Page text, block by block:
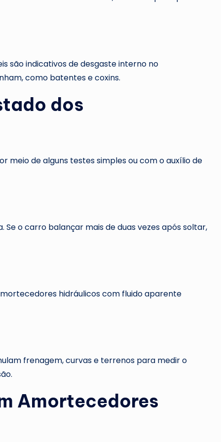
são indicativos de desgaste interno no
como batentes e coxins.
dos
de alguns testes simples ou com o auxílio de
o carro balançar mais de duas vezes após soltar,
hidráulicos com fluido aparente
frenagem, curvas e terrenos para medir o
Amortecedores